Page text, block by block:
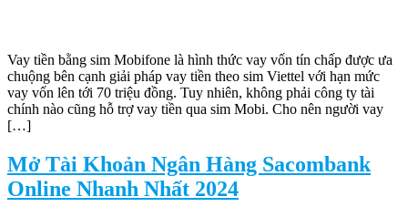
Vay tiền bằng sim Mobifone là hình thức vay vốn tín chấp được ưa
chuộng bên cạnh giải pháp vay tiền theo sim Viettel với hạn mức
vay vốn lên tới 70 triệu đồng. Tuy nhiên, không phải công ty tài
chính nào cũng hỗ trợ vay tiền qua sim Mobi. Cho nên người vay
[…]
Mở Tài Khoản Ngân Hàng Sacombank
Online Nhanh Nhất 2024